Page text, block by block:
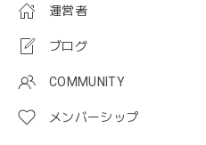
運営者
ブログ
COMMUNITY
メンバーシップ